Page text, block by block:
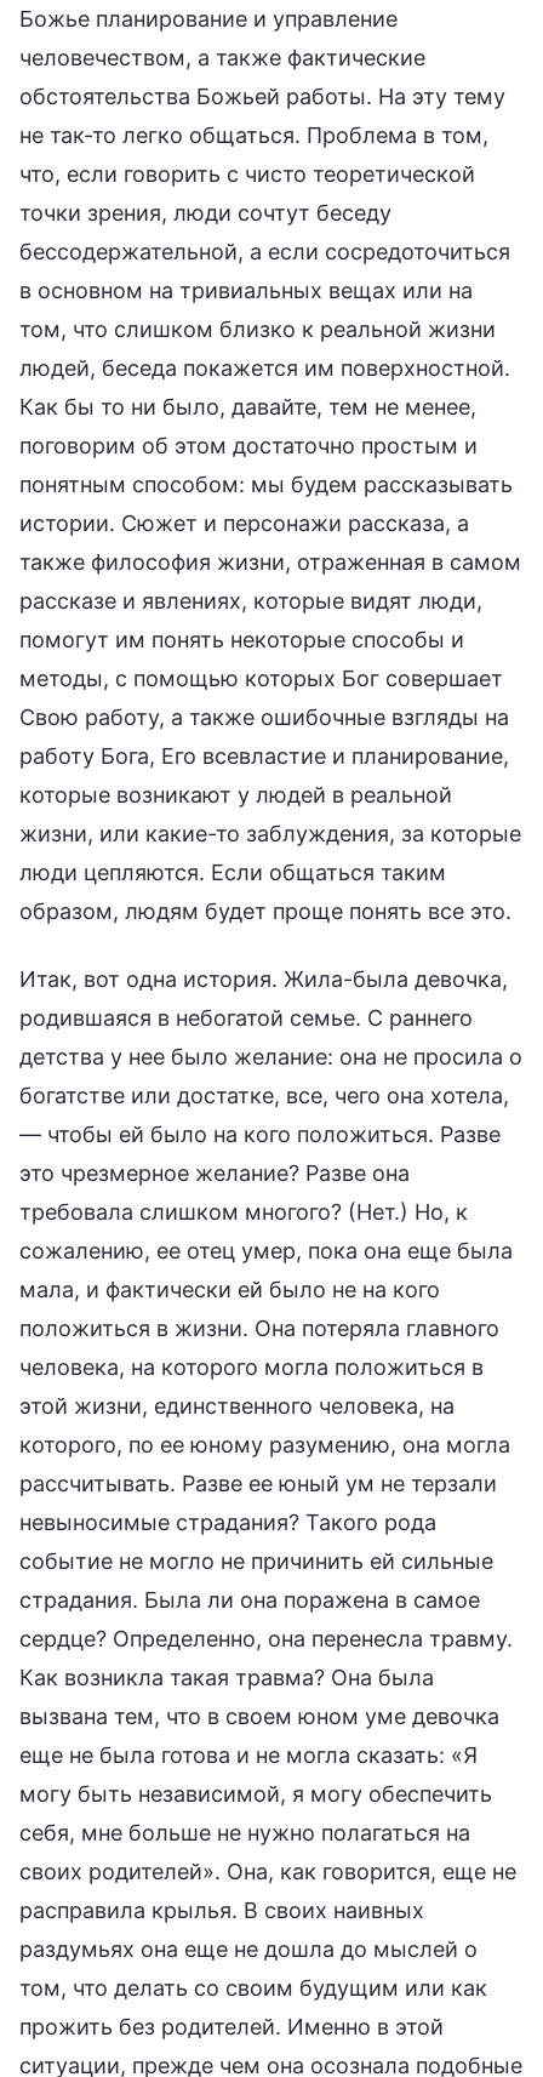
Божье планирование и управление
человечеством, а также фактические
обстоятельства Божьей работы. На эту тему
не так-то легко общаться. Проблема в том,
что, если говорить с чисто теоретической
точки зрения, люди сочтут беседу
бессодержательной, а если сосредоточиться
в основном на тривиальных вещах или на
том, что слишком близко к реальной жизни
людей, беседа покажется им поверхностной.
Как бы то ни было, давайте, тем не менее,
поговорим об этом достаточно простым и
понятным способом: мы будем рассказывать
истории. Сюжет и персонажи рассказа, а
также философия жизни, отраженная в самом
рассказе и явлениях, которые видят люди,
помогут им понять некоторые способы и
методы, с помощью которых Бог совершает
Свою работу, а также ошибочные взгляды на
работу Бога, Его всевластие и планирование,
которые возникают у людей в реальной
жизни, или какие-то заблуждения, за которые
люди цепляются. Если общаться таким
образом, людям будет проще понять все это.
Итак, вот одна история. Жила-была девочка,
родившаяся в небогатой семье. С раннего
детства у нее было желание: она не просила о
богатстве или достатке, все, чего она хотела,
— чтобы ей было на кого положиться. Разве
это чрезмерное желание? Разве она
требовала слишком многого? (Нет.) Но, к
сожалению, ее отец умер, пока она еще была
мала, и фактически ей было не на кого
положиться в жизни. Она потеряла главного
человека, на которого могла положиться в
этой жизни, единственного человека, на
которого, по ее юному разумению, она могла
рассчитывать. Разве ее юный ум не терзали
невыносимые страдания? Такого рода
событие не могло не причинить ей сильные
страдания. Была ли она поражена в самое
сердце? Определенно, она перенесла травму.
Как возникла такая травма? Она была
вызвана тем, что в своем юном уме девочка
еще не была готова и не могла сказать: «Я
могу быть независимой, я могу обеспечить
себя, мне больше не нужно полагаться на
своих родителей». Она, как говорится, еще не
расправила крылья. В своих наивных
раздумьях она еще не дошла до мыслей о
том, что делать со своим будущим или как
прожить без родителей. Именно в этой
ситуации, прежде чем она осознала подобные